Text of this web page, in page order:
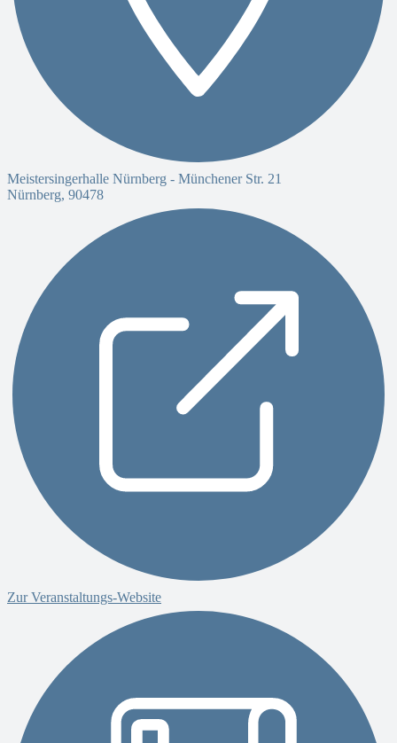
Meistersingerhalle Nürnberg - Münchener Str. 21
Nürnberg, 90478
Zur Veranstaltungs-Website